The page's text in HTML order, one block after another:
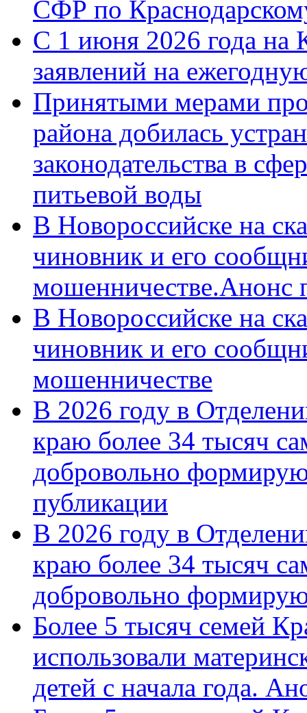
СФР по
С 1 июня 2026 года на
заявлений на
Принятыми мерами
района добилась
законодательства в
питьевой воды
В Новороссийске на
чиновник и его
мошенничестве.Анонс
В Новороссийске на
чиновник и его
мошенничестве
В 2026 году в
краю более 34 тысяч
добровольно
публикации
В 2026 году в
краю более 34 тысяч
добровольно
Более 5 тысяч семей
использовали
детей с начала года.